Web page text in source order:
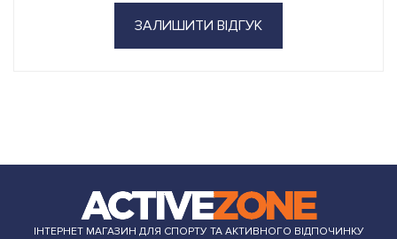
ЗАЛИШИТИ ВІДГУК
ІНТЕРНЕТ МАГАЗИН ДЛЯ СПОРТУ ТА АКТИВНОГО ВІДПОЧИНКУ